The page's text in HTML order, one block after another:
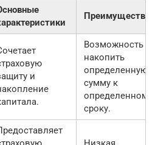
Преимущества
и
Возможность
накопить
определенную
сумму к
определенному
сроку.